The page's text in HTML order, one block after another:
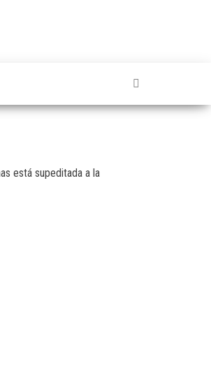
está supeditada a la